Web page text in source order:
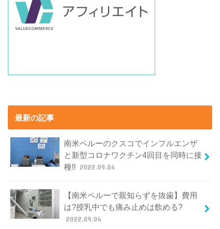
最新の記事
南米ペルーのクスコでインフルエンザ
と新型コロナワクチン4回目を同時に接
種!! 2022.09.04
【南米ペルーで親知らずを抜歯】費用
は?授乳中でも痛み止めは飲める?
2022.09.04